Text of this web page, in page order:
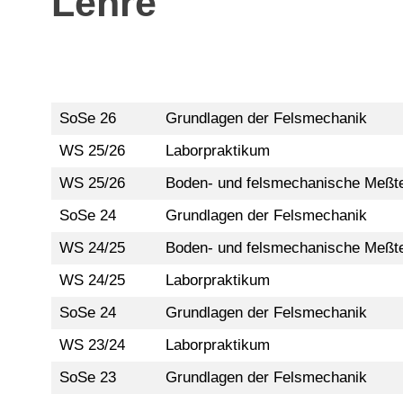
SoSe 26
Grundlagen der Felsmechanik
WS 25/26
Laborpraktikum
WS 25/26
Boden- und felsmechanische
SoSe 24
Grundlagen der Felsmechanik
WS 24/25
Boden- und felsmechanische
WS 24/25
Laborpraktikum
SoSe 24
Grundlagen der Felsmechanik
WS 23/24
Laborpraktikum
SoSe 23
Grundlagen der Felsmechanik